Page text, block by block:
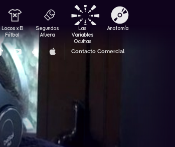
Locos x El
Fútbol
Segundos
Afuera
Las
Variables
Ocultas
Anatomía
Contacto Comercial